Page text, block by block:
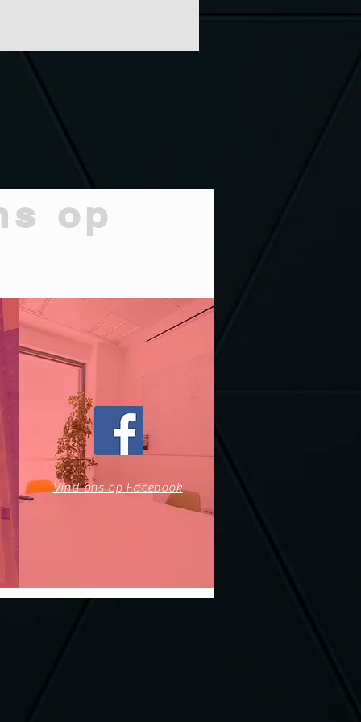
op
Vind ons op Facebook